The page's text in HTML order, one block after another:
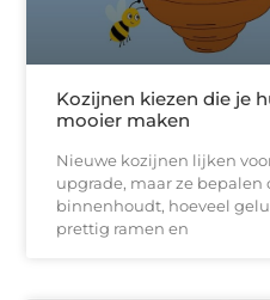
Kozijnen kiezen die je
mooier maken
Nieuwe kozijnen lijken
upgrade, maar ze bepalen
binnenhoudt, hoeveel
prettig ramen en